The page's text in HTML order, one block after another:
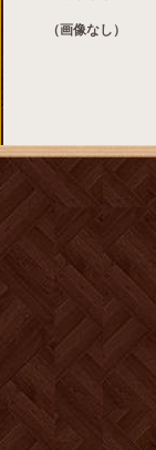
（画像なし）